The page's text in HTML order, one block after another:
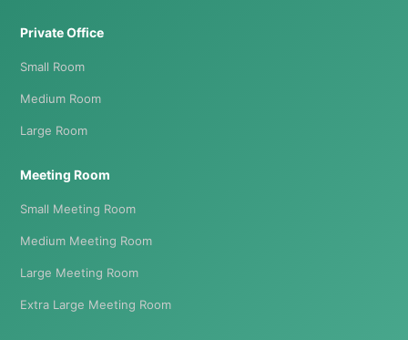
Private Office
Small Room
Medium Room
Large Room
Meeting Room
Small Meeting Room
Medium Meeting Room
Large Meeting Room
Extra Large Meeting Room